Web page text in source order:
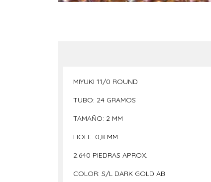
MIYUKI 11/0 ROUND
TUBO: 24 GRAMOS
TAMAÑO: 2 MM
HOLE: 0,8 MM
2.640 PIEDRAS APROX.
COLOR: S/L DARK GOLD AB